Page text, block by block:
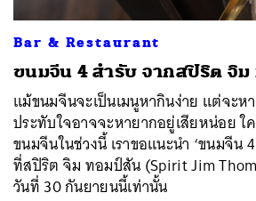
Bar & Restaurant
ขนมจีน 4 สำรับ จากสปิริต จิ
แม้ขนมจีนจะเป็นเมนูหากินง่าย แต่จะ
ประทับใจอาจจะหายากอยู่เสียหน่อย
ขนมจีนในช่วงนี้ เราขอแนะนำ ‘ขนมจีน
ที่สปิริต จิม ทอมป์สัน (Spirit Jim
วันที่ 30 กันยายนนี้เท่านั้น
SHARE TWEET LINE